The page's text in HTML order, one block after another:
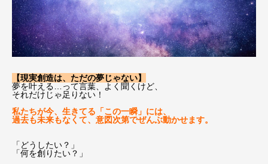
【現実創造は、ただの夢じゃない】
夢を叶える…って言葉、よく聞くけど、
それだけじゃ足りない！
私たちが今、生きてる「この一瞬」には、
過去も未来もなくて、意図次第でぜんぶ動かせます。
「どうしたい？」
「何を創りたい？」